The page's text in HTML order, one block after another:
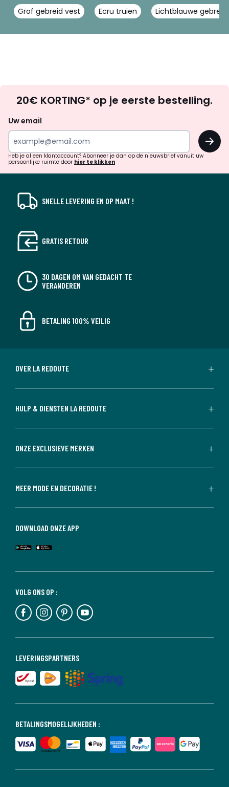
Grof gebreid vest Ecru truien Lichtblauwe
zoek
inspiratie
verrassingen?
20€ KORTING* op je eerste bestelling.
Uw email
OK
Heb je al een klantaccount? Abonneer je dan op de nieuwsbrief vanuit uw
persoonlijke ruimte door hier te klikken
SNELLE LEVERING EN OP MAAT !
GRATIS RETOUR
30 DAGEN OM VAN GEDACHT TE
VERANDEREN
BETALING 100% VEILIG
OVER LA REDOUTE
HULP & DIENSTEN LA REDOUTE
ONZE EXCLUSIEVE MERKEN
MEER MODE EN DECORATIE !
BETALINGSMOGELIJKHEDEN :
LEVERINGSPARTNERS
VOLG ONS OP :
DOWNLOAD ONZE APP